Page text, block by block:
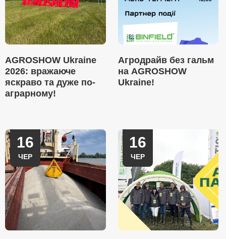
AGROSHOW Ukraine
2026: вражаюче
яскраво та дуже по-
аграрному!
Агродрайв без гальм
на AGROSHOW
Ukraine!
16
ЧЕР
16
ЧЕР